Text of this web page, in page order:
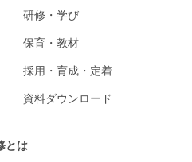
研修・学び
保育・教材
採用・育成・定着
資料ダウンロード
とは